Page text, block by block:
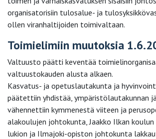
organisatorisiin tulosalue- ja
ollen viranhaltijoiden toimivaltaan.
Toimielimiin muutoksia
Valtuusto päätti keventää
valtuustokauden alusta alkaen.
Kasvatus- ja opetuslautakunta ja
päätettiin yhdistää, ympäristölautakunnan
vähennettiin kymmenestä viiteen ja
alakoulujen johtokunta, Jaakko Ilkan
lukion ja Ilmajoki-opiston johtokunta